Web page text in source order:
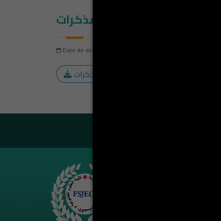
و الأعمال - مواضيع المذكرات
Date de dernière mise à jour: jeudi 6 août 2026
: قانون المؤسسة و الأعمال - مواضيع المذكرات